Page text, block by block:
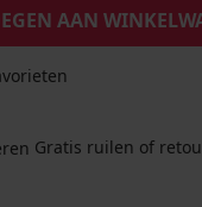
AAN
Gratis ruilen of